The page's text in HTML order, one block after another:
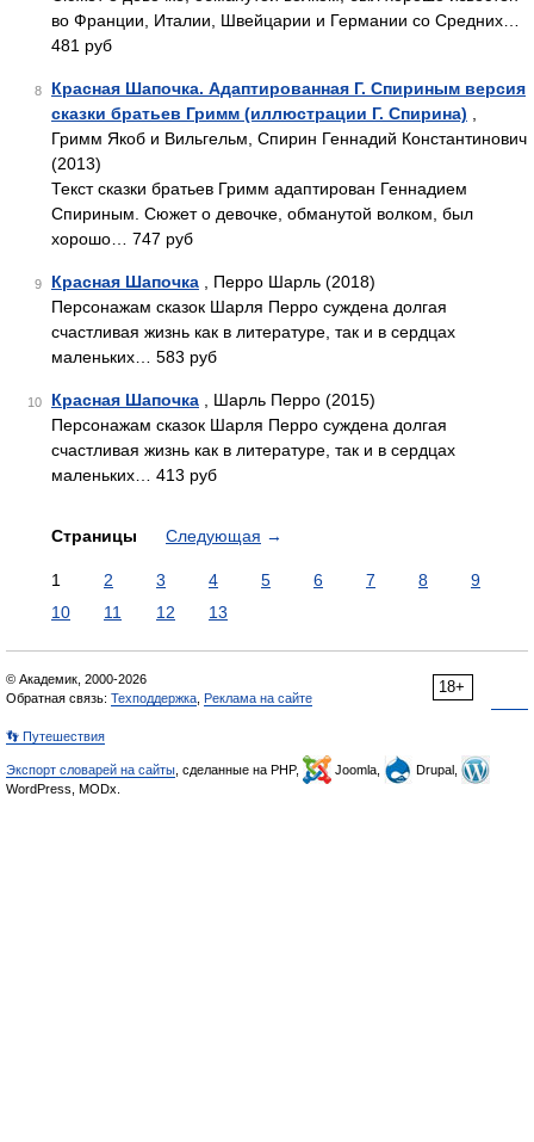
во Франции, Италии, Швейцарии и Германии со Средних…
481 руб
8
Красная Шапочка. Адаптированная Г. Спириным версия
сказки братьев Гримм (иллюстрации Г. Спирина)
Гримм Якоб и Вильгельм, Спирин Геннадий Константинович
(2013)
Текст сказки братьев Гримм адаптирован Геннадием
Спириным. Сюжет о девочке, обманутой волком, был
хорошо… 747 руб
9 Красная Шапочка , Перро Шарль (2018)
Персонажам сказок Шарля Перро суждена долгая
счастливая жизнь как в литературе, так и в сердцах
маленьких… 583 руб
10 Красная Шапочка , Шарль Перро (2015)
Персонажам сказок Шарля Перро суждена долгая
счастливая жизнь как в литературе, так и в сердцах
маленьких… 413 руб
Страницы Следующая →
1 2 3 4 5 6 7 8
9
10
11 12 13
18+
© Академик, 2000-2026
Обратная связь: Техподдержка Реклама на сайте
👣 Путешествия
Экспорт словарей на сайты , сделанные на PHP, Joomla,
Drupal,
WordPress, MODx.